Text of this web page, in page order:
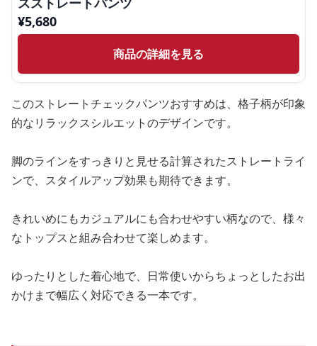
¥5,680
商品の詳細を見る
このストレートチェックパンツおすすめは、格子柄が印象
的なリラックスシルエットのデザインです。
脚のラインをすっきりと見せる計算されたストレートライ
ンで、スタイルアップ効果も期待できます。
きれいめにもカジュアルにも合わせやすい柄なので、様々
なトップスと組み合わせて楽しめます。
ゆったりとした着心地で、日常使いからちょっとしたお出
かけまで幅広く対応できる一本です。